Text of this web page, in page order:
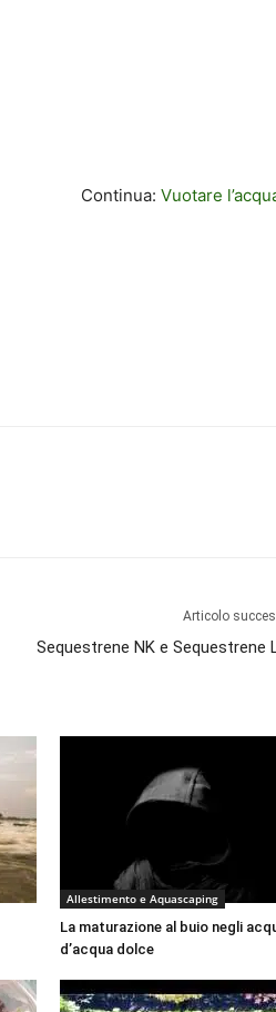
Continua: Vuotare
Articolo
Sequestrene NK e Sequestrene
Allestimento e Aquascaping
La maturazione al buio negli
d’acqua dolce